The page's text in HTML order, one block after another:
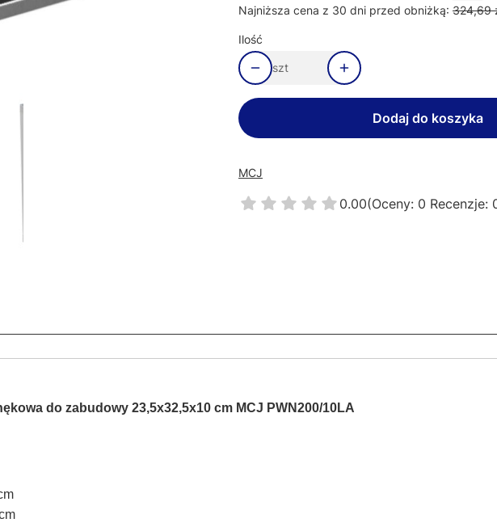
Najniższa cena z 30 dni przed obniżką: 324,69
Ilość
szt
Dodaj do koszyka
MCJ
0.00(Oceny: 0 Recenzje:
do zabudowy 23,5x32,5x10 cm MCJ PWN200/10LA